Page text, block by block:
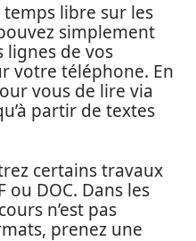
libre sur les
simplement
de vos
votre téléphone. En
vous de lire via
partir de textes
certains travaux
ou DOC. Dans les
n’est pas
prenez une